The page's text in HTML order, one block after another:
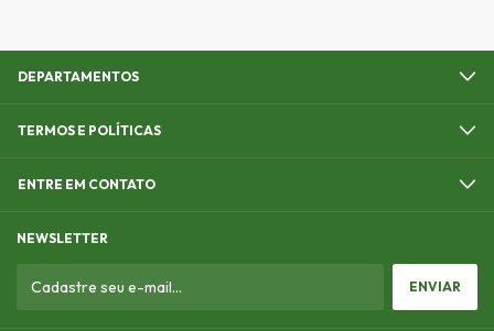
DEPARTAMENTOS
TERMOS E POLÍTICAS
ENTRE EM CONTATO
NEWSLETTER